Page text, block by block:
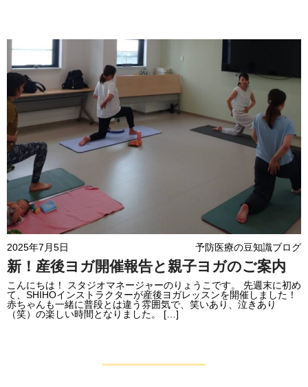
2025年7月5日 予防医療の豆知識ブログ
新！産後ヨガ開催報告と親子ヨガのご案内
こんにちは！ スタジオマネージャーのりょうこです。 先週末に初め
て、SHIHOインストラクターが産後ヨガレッスンを開催しました！
赤ちゃんも一緒に普段とは違う雰囲気で、笑いあり、泣きあり
（笑）の楽しい時間となりました。 […]